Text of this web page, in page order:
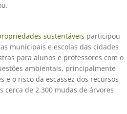
sustentáveis participou
municipais e escolas das cidades
para alunos e professores com o
ambientais, principalmente
e o risco da escassez dos recursos
de 2.300 mudas de árvores